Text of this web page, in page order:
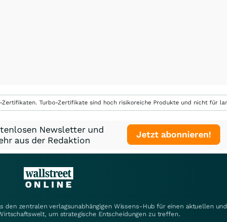
Turbo-Zertifikate sind hoch risikoreiche Produkte und nicht für
Newsletter und
aus der Redaktion
Jetzt abonnieren!
den zentralen verlagsunabhängigen Wissens-Hub für einen aktuellen
um strategische Entscheidungen zu treffen.